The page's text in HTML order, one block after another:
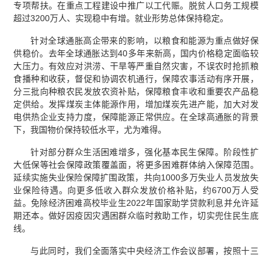
专项帮扶。在重点工程建设中推广以工代赈。脱贫人口务工规模
超过3200万人、实现稳中有增。就业形势总体保持稳定。
针对全球通胀高企带来的影响，以粮食和能源为重点做好保
供稳价。去年全球通胀达到40多年来新高，国内价格稳定面临较
大压力。有效应对洪涝、干旱等严重自然灾害，不误农时抢抓粮
食播种和收获，督促和协调农机通行，保障农事活动有序开展，
分三批向种粮农民发放农资补贴，保障粮食丰收和重要农产品稳
定供给。发挥煤炭主体能源作用，增加煤炭先进产能，加大对发
电供热企业支持力度，保障能源正常供应。在全球高通胀的背景
下，我国物价保持较低水平，尤为难得。
针对部分群众生活困难增多，强化基本民生保障。阶段性扩
大低保等社会保障政策覆盖面，将更多困难群体纳入保障范围。
延续实施失业保险保障扩围政策，共向1000多万失业人员发放失
业保险待遇。向更多低收入群众发放价格补贴，约6700万人受
益。免除经济困难高校毕业生2022年国家助学贷款利息并允许延
期还本。做好因疫因灾遇困群众临时救助工作，切实兜住民生底
线。
与此同时，我们全面落实中央经济工作会议部署，按照十三